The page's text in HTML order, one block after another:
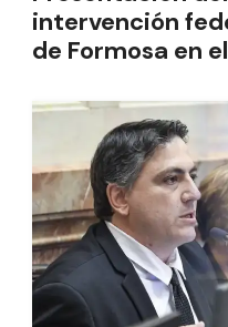
intervención
de Formosa en